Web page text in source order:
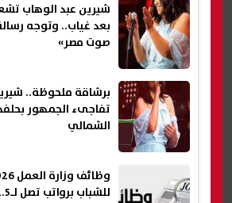
شيرين عبد الوهاب
بعد غياب.. وتوجه
صوت مصر»
برشاقة ملحوظة..
تفاجىء الجمهور
الشمالي
للشباب برواتب تصل لـ12.5 ألف جنيه